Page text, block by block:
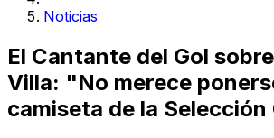
Noticias
El Cantante del Gol
Villa: "No merece
camiseta de la